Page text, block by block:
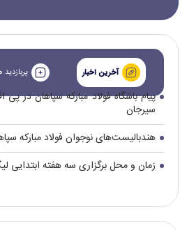
آخرین اخبار پربازدید
پیام باشگاه فولاد مبارکه سپاهان در پی
سیرجان
هندبالیست‌های نوجوان فولاد مبارکه
زمان و محل برگزاری سه هفته ابتدایی